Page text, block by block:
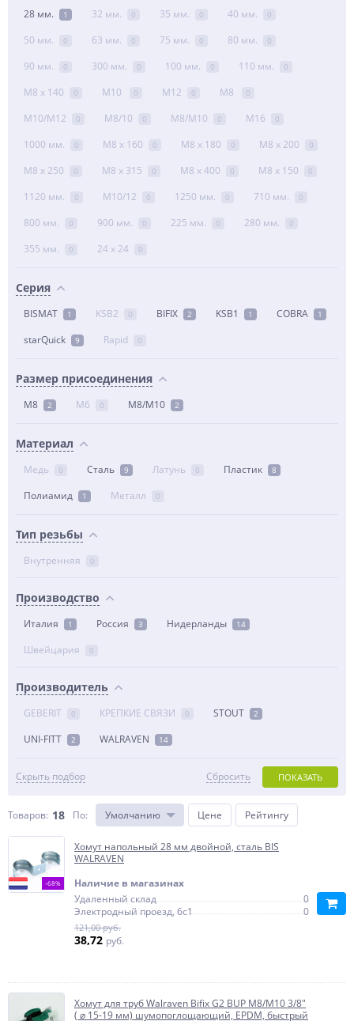
28 мм. 1 32 мм. 0 35 мм. 0 40 мм. 0
50 мм. 0 63 мм. 0 75 мм. 0 80 мм. 0
90 мм. 0 300 мм. 0 100 мм. 0 110 мм. 0
М8 x 140 0 М10 0 М12 0 М8 0
М10/М12 0 М8/10 0 М8/М10 0 М16 0
1000 мм. 0 М8 x 160 0 М8 x 180 0 М8 x 200 0
М8 x 250 0 М8 x 315 0 М8 x 400 0 М8 x 150 0
1120 мм. 0 М10/12 0 1250 мм. 0 710 мм. 0
800 мм. 0 900 мм. 0 225 мм. 0 280 мм. 0
355 мм. 0 24 х 24 0
Серия
BISMAT 1 KSB2 0 BIFIX 2 KSB1 1 COBRA 1
starQuick 9 Rapid 0
Размер присоединения
М8 2 М6 0 М8/М10 2
Материал
Медь 0 Сталь 9 Латунь 0 Пластик 8
Полиамид 1 Металл 0
Тип резьбы
Внутренняя 0
Производство
Италия 1 Россия 3 Нидерланды 14
Швейцария 0
Производитель
GEBERIT 0 КРЕПКИЕ СВЯЗИ 0 STOUT 2
UNI-FITT 2 WALRAVEN 14
Скрыть подбор ПОКАЗАТЬ
Сбросить
Товаров: 18 По: Умолчанию Цене Рейтингу
-68%
Хомут напольный 28 мм двойной, сталь BIS
WALRAVEN
Наличие в магазинах
Удаленный склад
0
Электродный проезд, 6с1
0
121,00 руб.
38,72 руб.
Хомут для труб Walraven Bifix G2 BUP М8/М10 3/8"
( ⌀ 15-19 мм) шумопоглощающий, EPDM, быстрый